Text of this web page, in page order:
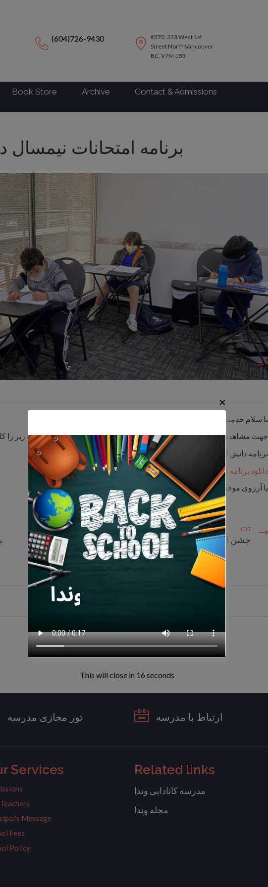
(604)726-9430
#370, 233 West 1st
Street North Vancouver
BC, V7M 1B3
Book Store Archive Contact & Admissions
برنامه امتحانات
با سلام خدمت اولیا محترم
. جهت مشاهده برنامه دانش آموزان پایه های هفتم و هشتم ودهم و یازدهم لینک زیر را
برنامه دانش آموزان پایه نهم در پورتال قابل مشاهده است
دانلود برنامه امتحانات نیمسال دوم
با آرزوی موفقیت همه عزیزان
NEXT
جشن الفبای دانش آموزان کلاس اول
تور مجازی مدرسه ارتباط با مدرسه
Services
Message
Fees
Policy
Related links
مدرسه کانادایی وندا
مجله وندا
✕
This will close in 15 seconds